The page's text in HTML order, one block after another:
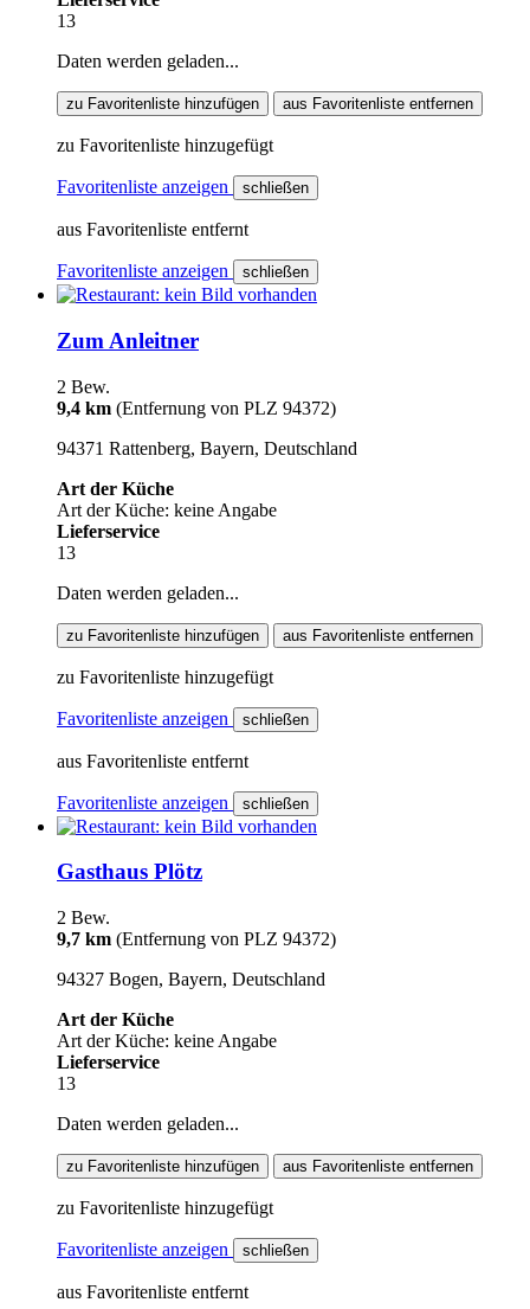
13
Daten werden geladen...
zu Favoritenliste hinzufügen aus Favoritenliste entfernen
zu Favoritenliste hinzugefügt
Favoritenliste anzeigen schließen
aus Favoritenliste entfernt
Favoritenliste anzeigen schließen
Zum Anleitner
2 Bew.
9,4 km (Entfernung von PLZ 94372)
94371 Rattenberg, Bayern, Deutschland
Art der Küche
Art der Küche: keine Angabe
Lieferservice
13
Daten werden geladen...
zu Favoritenliste hinzufügen aus Favoritenliste entfernen
zu Favoritenliste hinzugefügt
Favoritenliste anzeigen schließen
aus Favoritenliste entfernt
Favoritenliste anzeigen schließen
Gasthaus Plötz
2 Bew.
9,7 km (Entfernung von PLZ 94372)
94327 Bogen, Bayern, Deutschland
Art der Küche
Art der Küche: keine Angabe
Lieferservice
13
Daten werden geladen...
zu Favoritenliste hinzufügen aus Favoritenliste entfernen
zu Favoritenliste hinzugefügt
Favoritenliste anzeigen schließen
aus Favoritenliste entfernt